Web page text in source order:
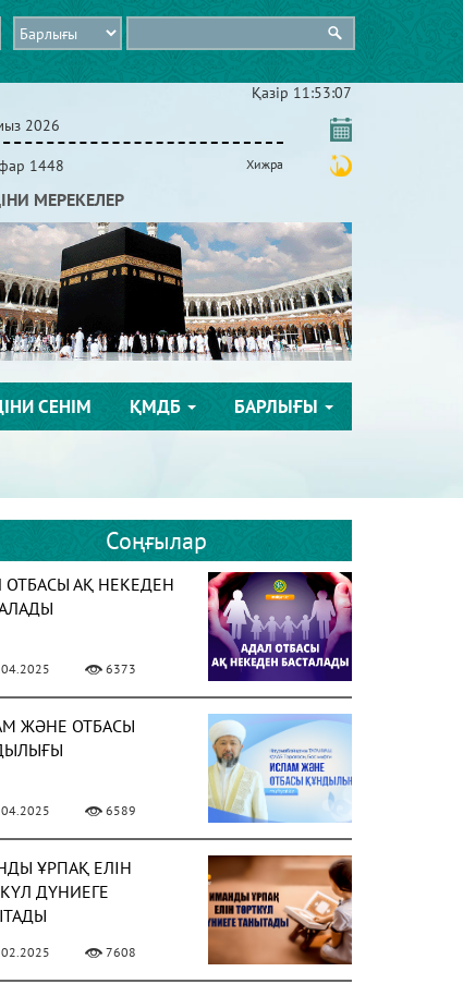
Қазір 11:53:08
2026
1448 Хижра
МЕРЕКЕЛЕР
СЕНІМ ҚМДБ БАРЛЫҒЫ
Соңғылар
ОТБАСЫ АҚ НЕКЕДЕН
6373
ЖӘНЕ ОТБАСЫ
6589
ҰРПАҚ ЕЛІН
ДҮНИЕГЕ
7608